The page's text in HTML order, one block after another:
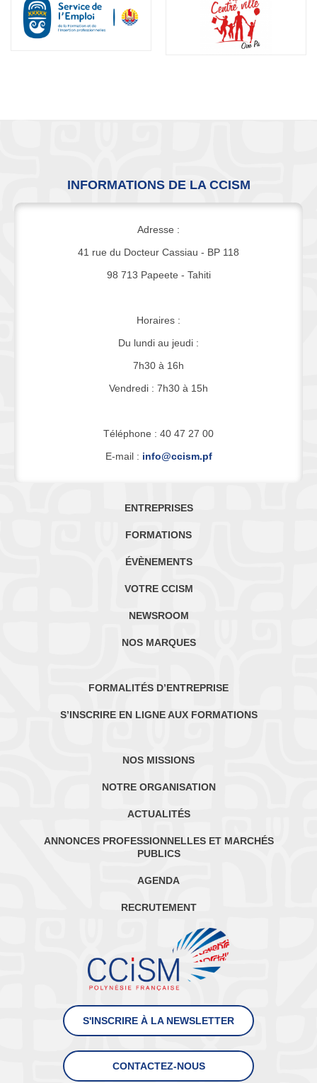
INFORMATIONS DE LA CCISM
Adresse :
41 rue du Docteur Cassiau - BP 118
98 713 Papeete - Tahiti
Horaires :
Du lundi au jeudi :
7h30 à 16h
Vendredi : 7h30 à 15h
Téléphone : 40 47 27 00
E-mail : info@ccism.pf
ENTREPRISES
FORMATIONS
ÉVÈNEMENTS
VOTRE CCISM
NEWSROOM
NOS MARQUES
FORMALITÉS D’ENTREPRISE
S’INSCRIRE EN LIGNE AUX FORMATIONS
NOS MISSIONS
NOTRE ORGANISATION
ACTUALITÉS
ANNONCES PROFESSIONNELLES ET MARCHÉS
PUBLICS
AGENDA
RECRUTEMENT
S'INSCRIRE À LA NEWSLETTER
CONTACTEZ-NOUS